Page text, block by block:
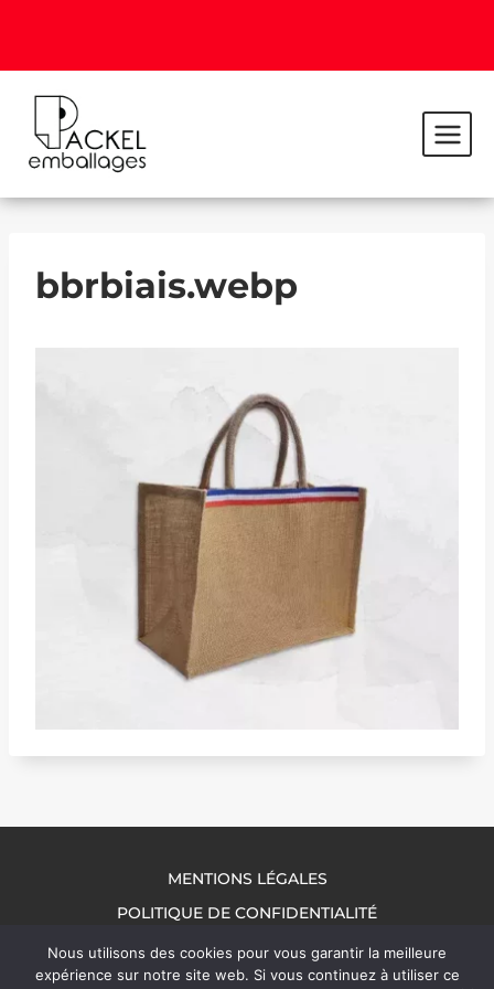
bbrbiais.webp
MENTIONS LÉGALES
POLITIQUE DE CONFIDENTIALITÉ
NOUS CONTACTER
Nous utilisons des cookies pour vous garantir la meilleure
expérience sur notre site web. Si vous continuez à utiliser ce